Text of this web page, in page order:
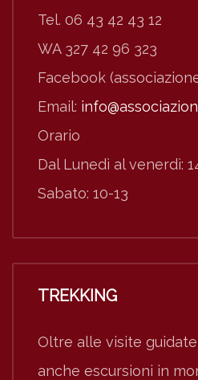
Tel. 06 43 42 43 12
WA 327 42 96 323
Facebook
Email:
Orario
Dal Lunedì al venerdì:
Sabato: 10-13
TREKKING
Oltre alle visite
anche escursioni in